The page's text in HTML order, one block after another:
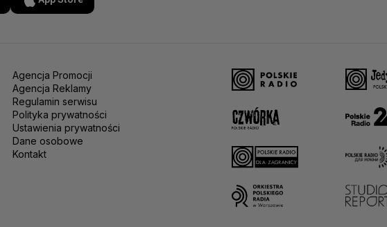
Agencja Promocji
Agencja Reklamy
Regulamin serwisu
Polityka prywatności
Ustawienia prywatności
Dane osobowe
Kontakt